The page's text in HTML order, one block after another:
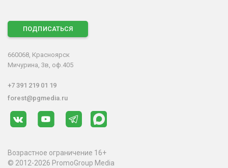
ПОДПИСАТЬСЯ
660068, Красноярск
Мичурина, 3в, оф.405
+7 391 219 01 19
forest@pgmedia.ru
Возрастное ограничение 16+
© 2012-2026 PromoGroup Media